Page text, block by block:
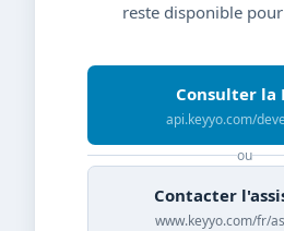
reste disponible
Consulter la
api.keyyo.com/
ou
Contacter
www.keyyo.com/fr/